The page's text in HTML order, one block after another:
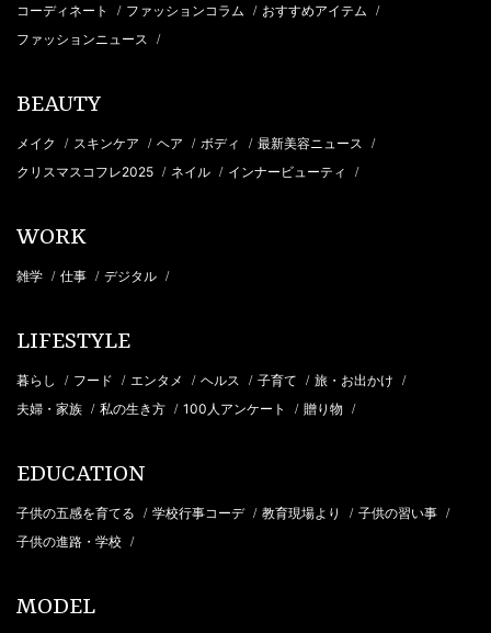
コーディネート / ファッションコラム / おすすめアイテム /
ファッションニュース /
BEAUTY
メイク / スキンケア / ヘア / ボディ / 最新美容ニュース /
クリスマスコフレ2025 / ネイル / インナービューティ /
WORK
雑学 / 仕事 / デジタル /
LIFESTYLE
暮らし / フード / エンタメ / ヘルス / 子育て / 旅・お出かけ /
夫婦・家族 / 私の生き方 / 100人アンケート / 贈り物 /
EDUCATION
子供の五感を育てる / 学校行事コーデ / 教育現場より / 子供の習い事 /
子供の進路・学校 /
MODEL